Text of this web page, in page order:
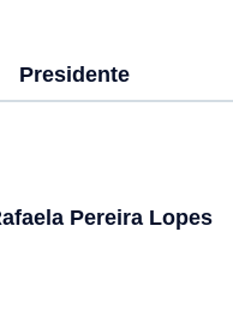
Presidente
Pereira Lopes